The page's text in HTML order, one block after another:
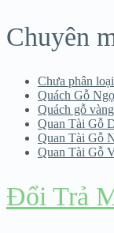
Chuyên
Chưa phân loại
Quách Gỗ
Quách gỗ
Quan Tài Gỗ
Quan Tài Gỗ
Quan Tài Gỗ
Đổi Trả